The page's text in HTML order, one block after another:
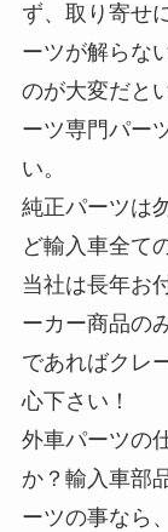
ず、取り寄せ
ーツが解らな
のが大変だと
ーツ専門パー
い。
純正パーツは
ど輸入車全て
当社は長年お
ーカー商品の
であればクレ
心下さい！
外車パーツの
か？輸入車部
ーツの事なら